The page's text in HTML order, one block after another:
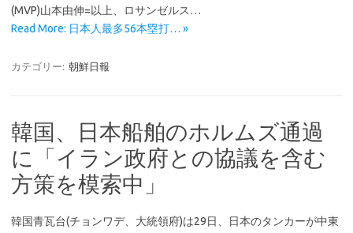
(MVP)山本由伸=以上、ロサンゼルス…
Read More: 日本人最多56本塁打… »
カテゴリー: 朝鮮日報
韓国、日本船舶のホルムズ通過
に「イラン政府との協議を含む
方策を模索中」
韓国青瓦台(チョンワデ、大統領府)は29日、日本のタンカーが中東